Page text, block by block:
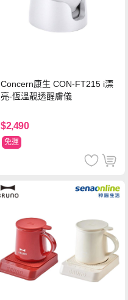
Concern康生 CON-FT215 i漂
亮-恆溫靚透醒膚儀
$2,490
免運